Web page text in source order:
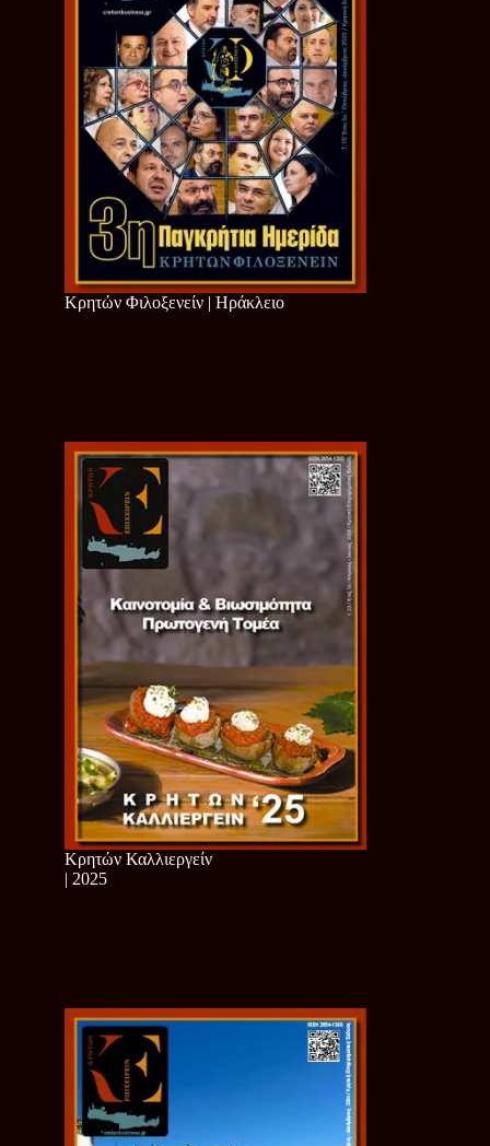
Κρητών Φιλοξενείν | Ηράκλειο
Κρητών Καλλιεργείν
| 2025